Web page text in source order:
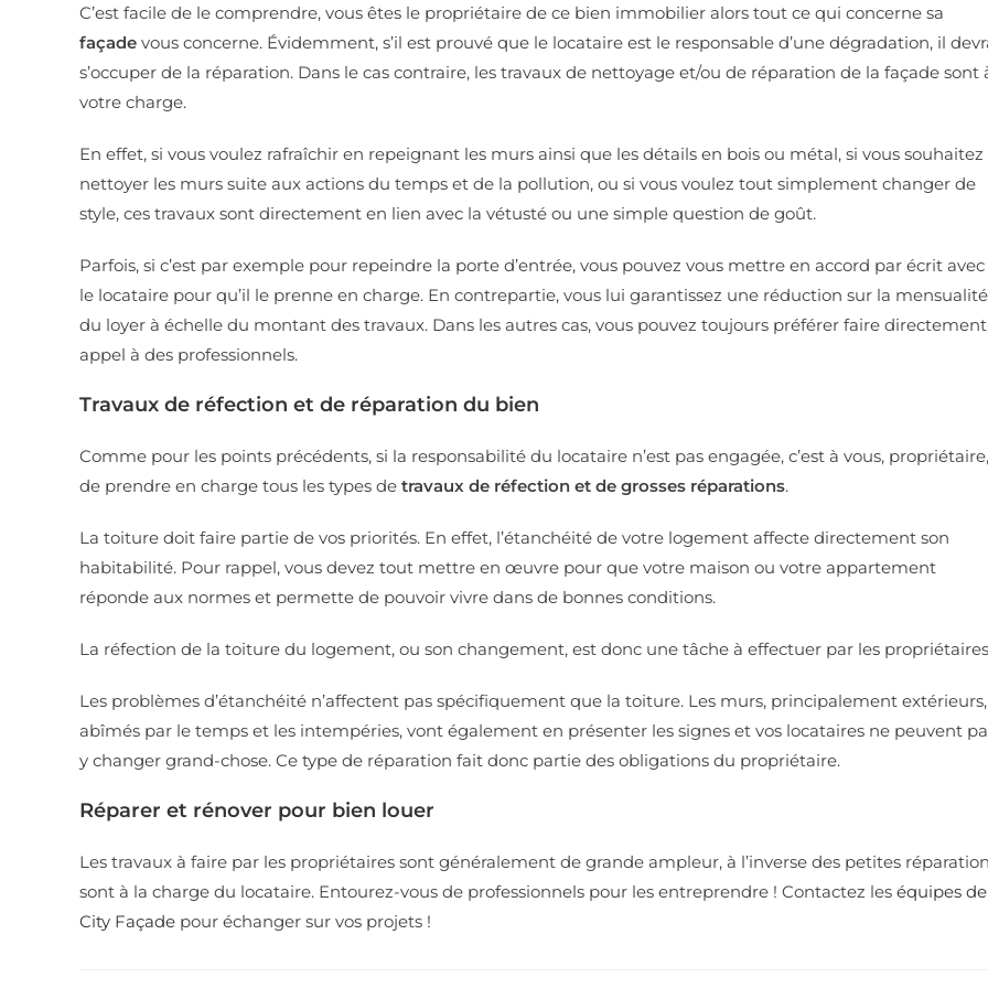
C’est facile de le comprendre, vous êtes le propriétaire de ce bien immobilier alors tout ce qui concerne sa
façade vous concerne. Évidemment, s’il est prouvé que le locataire est le responsable d’une dégradation, il
s’occuper de la réparation. Dans le cas contraire, les travaux de nettoyage et/ou de réparation de la façade sont
votre charge.
En effet, si vous voulez rafraîchir en repeignant les murs ainsi que les détails en bois ou métal, si vous souhaitez
nettoyer les murs suite aux actions du temps et de la pollution, ou si vous voulez tout simplement changer de
style, ces travaux sont directement en lien avec la vétusté ou une simple question de goût.
Parfois, si c’est par exemple pour repeindre la porte d’entrée, vous pouvez vous mettre en accord par écrit avec
le locataire pour qu’il le prenne en charge. En contrepartie, vous lui garantissez une réduction sur la mensualité
du loyer à échelle du montant des travaux. Dans les autres cas, vous pouvez toujours préférer faire directement
appel à des professionnels.
Travaux de réfection et de réparation du bien
Comme pour les points précédents, si la responsabilité du locataire n’est pas engagée, c’est à vous, propriétaire,
de prendre en charge tous les types de travaux de réfection et de grosses réparations.
La toiture doit faire partie de vos priorités. En effet, l’étanchéité de votre logement affecte directement son
habitabilité. Pour rappel, vous devez tout mettre en œuvre pour que votre maison ou votre appartement
réponde aux normes et permette de pouvoir vivre dans de bonnes conditions.
La réfection de la toiture du logement, ou son changement, est donc une tâche à effectuer par les
Les problèmes d’étanchéité n’affectent pas spécifiquement que la toiture. Les murs, principalement extérieurs,
abîmés par le temps et les intempéries, vont également en présenter les signes et vos locataires ne peuvent
y changer grand-chose. Ce type de réparation fait donc partie des obligations du propriétaire.
Réparer et rénover pour bien louer
Les travaux à faire par les propriétaires sont généralement de grande ampleur, à l’inverse des petites
sont à la charge du locataire. Entourez-vous de professionnels pour les entreprendre ! Contactez les équipes de
City Façade pour échanger sur vos projets !